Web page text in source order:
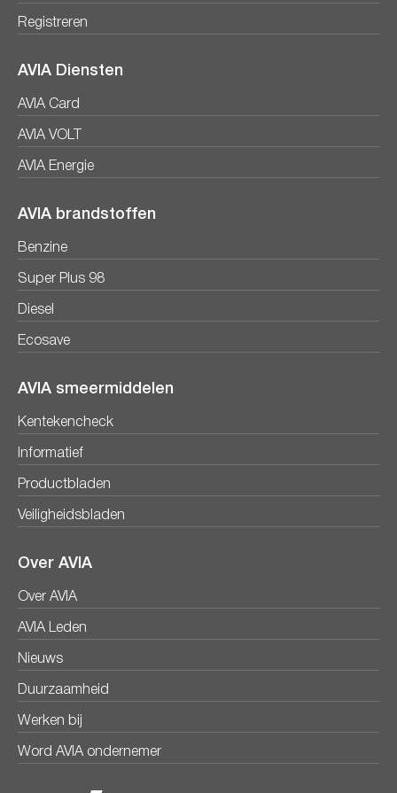
Registreren
AVIA Diensten
AVIA Card
AVIA VOLT
AVIA Energie
AVIA brandstoffen
Benzine
Super Plus 98
Diesel
Ecosave
AVIA smeermiddelen
Kentekencheck
Informatief
Productbladen
Veiligheidsbladen
Over AVIA
Over AVIA
AVIA Leden
Nieuws
Duurzaamheid
Werken bij
Word AVIA ondernemer